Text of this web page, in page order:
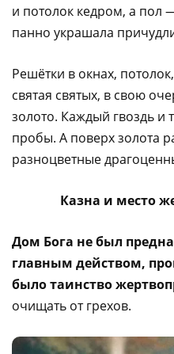
и потолок кедром, а пол
панно украшала
Решётки в окнах,
святая святых, в свою
золото. Каждый гвоздь и
пробы. А поверх золота
разноцветные
Казна и место
Дом Бога не был
главным действом,
было таинство
очищать от грехов.